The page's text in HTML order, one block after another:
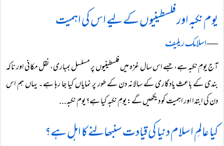
یوم نکبہ اور فلسطینیوں کے لیے اس کی اہمیت
―اسلامک ریلیف
آج یومِ نکبہ ہے، جسے اس سال غزہ میں فلسطینیوں پر مسلسل بمباری، نقل مکانی اور ناکہ
بندی کے باعث یادگاری کے سالانہ دن کے طور پر نمایاں کیا جا رہا ہے۔ یہاں ہم اس
دن کی ابتدا اور اہمیت کو دیکھیں گے: یومِ نکبہ کیا ہے؟ یوم نکبہ...
کیا عالمِ اسلام دنیا کی قیادت سنبھالنے کا اہل ہے؟